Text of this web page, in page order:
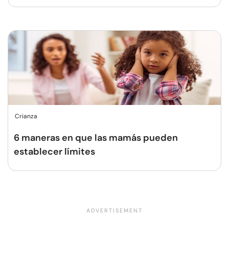
Crianza
6 maneras en que las mamás pueden
establecer límites